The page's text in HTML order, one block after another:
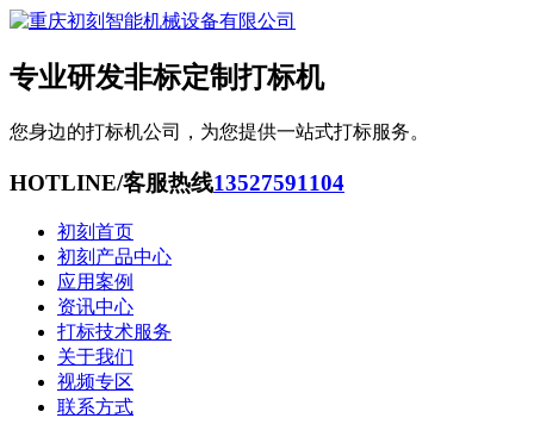
专业研发非标定制打标机
您身边的打标机公司，为您提供一站式打标服务。
HOTLINE/客服热线13527591104
初刻首页
初刻产品中心
应用案例
资讯中心
打标技术服务
关于我们
视频专区
联系方式